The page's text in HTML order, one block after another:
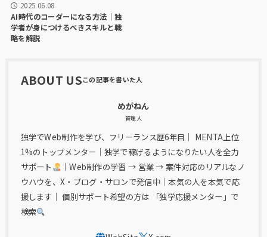
2025.06.08
AI時代のコーダーになる方法｜独
学者が身につけるべきスキルと戦
略を解説
ABOUT US
めがねん
管理人
独学でWeb制作を学び、フリーランス歴6年目｜ MENTA上位
1%のトップメンター｜独学で稼げるようになりたい人を全力
サポート
｜Web制作の学習 → 営業 → 案件対応のリアルなノ
ウハウを、X・ブログ・サロンで発信中｜本気の人を本気で応
援します｜ 個別サポート希望の方は 「独学応援メンター」で
検索